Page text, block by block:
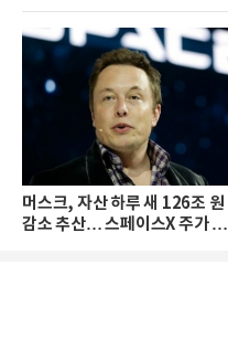
머스크, 자산 하루 새 126조 원
감소 추산… 스페이스X 주가 하